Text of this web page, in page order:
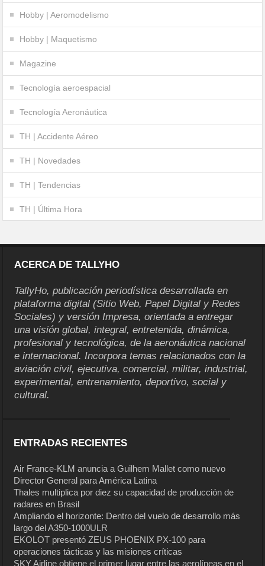
Hobby | Aeromodelismo
Hobby | Maquetismo
Magazine
Tecnología aeroespacial
Tecnología Aeronáutica
TH | Accidente Aéreo
TH | Novedades
TH | Tendencias
TH | Última Hora
ACERCA DE TALLYHO
TallyHo, publicación periodística desarrollada en
plataforma digital (Sitio Web, Papel Digital y Redes
Sociales) y versión Impresa, orientada a entregar
una visión global, integral, entretenida, dinámica,
profesional y tecnológica, de la aeronáutica nacional
e internacional. Incorpora temas relacionados con la
aviación civil, ejecutiva, comercial, militar, industrial,
experimental, entrenamiento, deportivo, social y
cultural.
ENTRADAS RECIENTES
Air France-KLM anuncia a Guilhem Mallet como nuevo
Director General para América Latina
Thales multiplica por diez su capacidad de producción de
radares en Brasil
Ampliando el horizonte: Dentro del vuelo de desarrollo más
largo del A350-1000ULR
EKOLOT presentó ZEUS PHOENIX PX-100 para
operaciones tácticas y las misiones críticas
SKY Airline obtiene el primer lugar entre las aerolíneas en el